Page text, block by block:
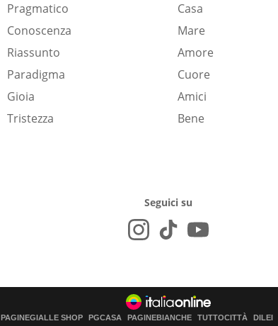
Pragmatico
Conoscenza
Riassunto
Paradigma
Gioia
Tristezza
Casa
Mare
Amore
Cuore
Amici
Bene
Seguici su
PAGINEGIALLE SHOP PGCASA PAGINEBIANCHE TUTTOCITTÀ DILEI